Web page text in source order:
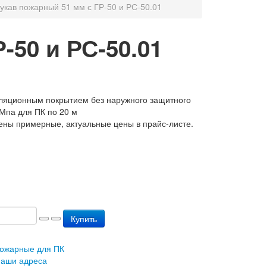
пожарный 51 мм с ГР-50 и РС-50.01
и РС-50.01
покрытием без наружного защитного
для ПК по 20 м
примерные, актуальные цены в прайс-листе.
Купить
для ПК
адреса